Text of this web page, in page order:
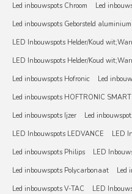
Led inbouwspots Chroom
Led
Led inbouwspots Geborsteld aluminium
LED Inbouwspots Helder/Koud
LED Inbouwspots Helder/Koud
Led inbouwspots Hofronic
Led
Led inbouwspots HOFTRONIC SMART
Led inbouwspots Ijzer
Led
LED Inbouwspots LEDVANCE
LED
Led inbouwspots Philips
LED
Led inbouwspots Polycarbonaat
Led
Led inbouwspots V-TAC
LED